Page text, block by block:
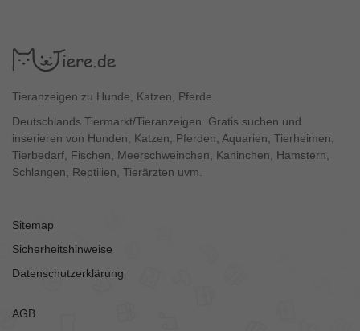
Tieranzeigen zu Hunde, Katzen, Pferde.
Deutschlands Tiermarkt/Tieranzeigen. Gratis suchen und
inserieren von Hunden, Katzen, Pferden, Aquarien, Tierheimen,
Tierbedarf, Fischen, Meerschweinchen, Kaninchen, Hamstern,
Schlangen, Reptilien, Tierärzten uvm.
Sitemap
Sicherheitshinweise
Datenschutzerklärung
AGB